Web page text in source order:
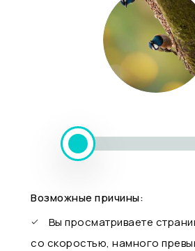
Возможные причины:
Вы просматриваете
со скоростью, намного